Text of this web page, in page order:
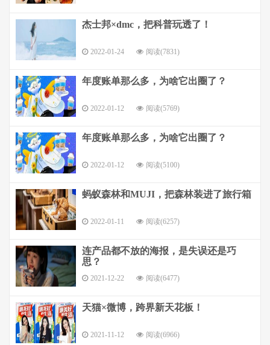
杰士邦×dmc，把科普玩透了！
2022-01-24 阅读(7831)
年度账单那么多，为啥它出圈了？
2022-01-12 阅读(5769)
年度账单那么多，为啥它出圈了？
2022-01-12 阅读(5100)
蚂蚁森林和MUJI，把森林装进了旅行箱
2022-01-11 阅读(6257)
连产品都不放的海报，是失误还是巧
思？
2021-12-22 阅读(6477)
天猫×微博，跨界新天花板！
2021-11-12 阅读(6966)